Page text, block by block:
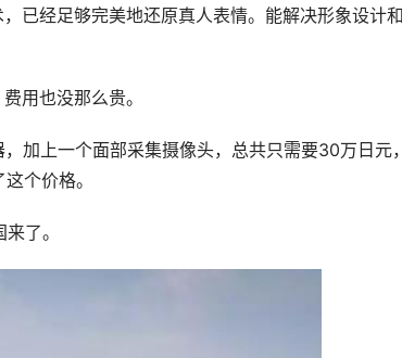
已经足够完美地还原真人表情。能解决形象设计
用也没那么贵。
加上一个面部采集摄像头，总共只需要30万日元
个价格。
了。